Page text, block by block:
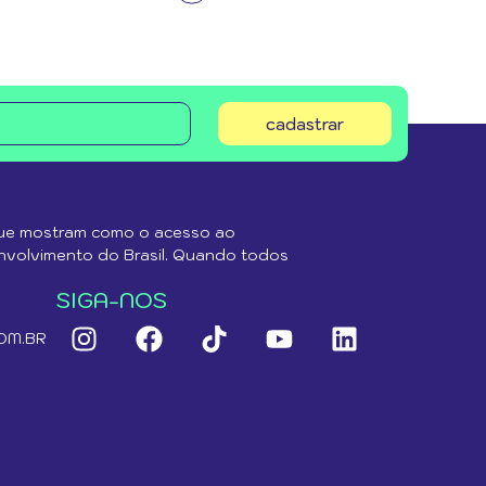
cadastrar
mostram como o acesso ao
do Brasil. Quando todos
SIGA-NOS